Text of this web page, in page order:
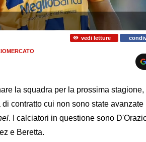
vedi letture
la squadra per la prossima
contratto cui non sono state
. I calciatori in questione sono
e Beretta.